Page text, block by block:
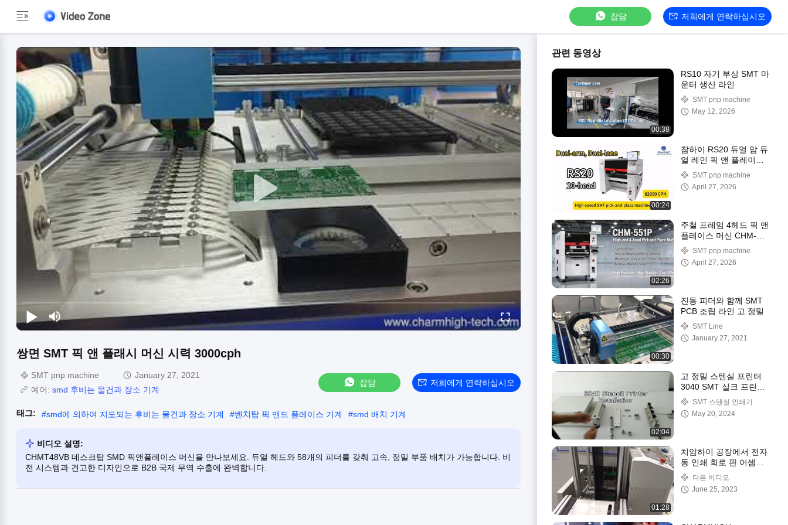
잡담 저희에게 연락하십시오
쌍면 SMT 픽 앤 플래시 머신 시력 3000cph
SMT pnp machine
January 27, 2021
예어: smd 후비는 물건과 장소 기계
잡담 저희에게 연락하십시오
태그: #smd에 의하여 지도되는 후비는 물건과 장소 기계 #벤치탑 픽 앤드 플레이스 기계 #smd 배치 기계
비디오 설명:
CHMT48VB 데스크탑 SMD 픽앤플레이스 머신을 만나보세요. 듀얼 헤드와 58개의 피더를 갖춰 고속, 정밀 부품 배치가 가능합니다. 비
전 시스템과 견고한 디자인으로 B2B 국제 무역 수출에 완벽합니다.
관련 동영상
00:38
RS10 자기 부상 SMT 마
운터 생산 라인
SMT pnp machine
May 12, 2026
00:24
참하이 RS20 듀얼 암 듀
얼 레인 픽 앤 플레이스
머신 82000CPH
SMT pnp machine
April 27, 2026
02:26
주철 프레임 4헤드 픽 앤
플레이스 머신 CHM-
551P 믹스 마운팅
SMT pnp machine
April 27, 2026
00:30
진동 피더와 함께 SMT
PCB 조립 라인 고 정밀
SMT Line
January 27, 2021
02:04
고 정밀 스텐실 프린터
3040 SMT 실크 프린터
수동 SMT 생산 라인
SMT 스텐실 인쇄기
May 20, 2024
01:28
치암하이 공장에서 전자
동 인쇄 회로 판 어셈블
리 라인다른 비디오
June 25, 2023